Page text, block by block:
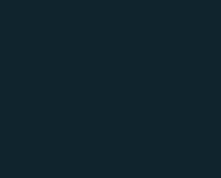
versprechen – natürlich
Urlaub in Lermoos und
upgedated. Damit Sie